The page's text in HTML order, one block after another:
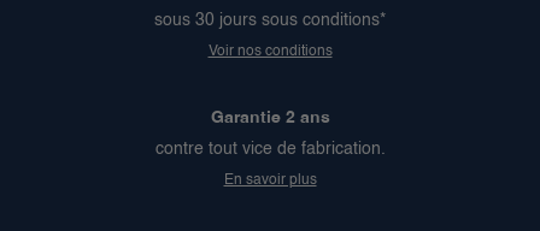
sous 30 jours sous conditions*
Voir nos conditions
Garantie 2 ans
contre tout vice de fabrication.
En savoir plus